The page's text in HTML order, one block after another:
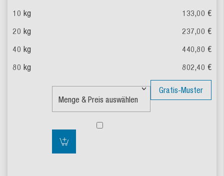
133,00 €
237,00 €
440,80 €
802,40 €
Gratis-Muster